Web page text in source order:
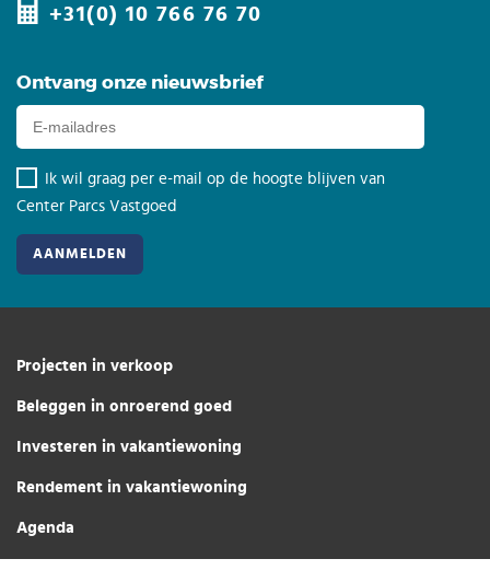
Ontvang onze nieuwsbrief
Ik wil graag per e-mail op de hoogte blijven van
Center Parcs Vastgoed
+31(0) 10 766 76 70
Projecten in verkoop
Beleggen in onroerend goed
Investeren in vakantiewoning
Rendement in vakantiewoning
Agenda